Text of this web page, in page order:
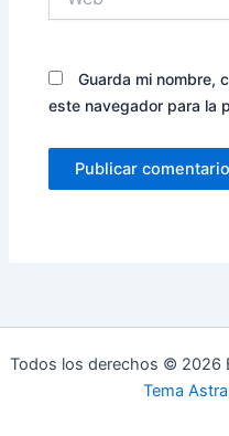
Guarda mi nombre,
este navegador para la
Todos los derechos © 2026
Tema